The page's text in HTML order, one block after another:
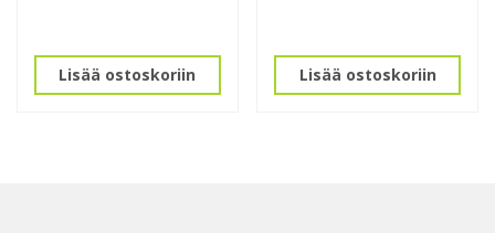
Lisää ostoskoriin Lisää ostoskoriin